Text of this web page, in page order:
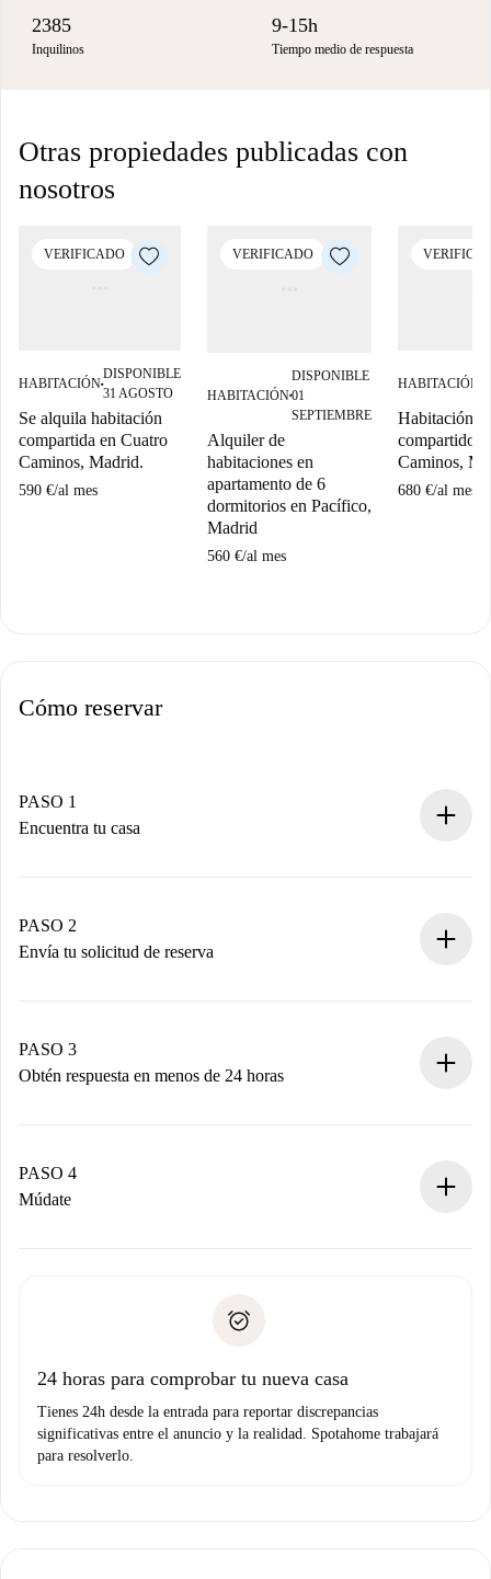
2385
Inquilinos
9-15h
Tiempo medio de respuesta
Otras propiedades publicadas con
nosotros
VERIFICADO
HABITACIÓN■
DISPONIBLE
31 AGOSTO
Se alquila habitación
compartida en Cuatro
Caminos, Madrid.
590 €/al mes
VERIFICADO
HABITACIÓN■
DISPONIBLE
01
SEPTIEMBRE
Alquiler de
habitaciones en
apartamento de 6
dormitorios en Pacífico,
Madrid
560 €/al mes
HABITACIÓN
Habitación
compartido
Caminos,
680 €/al mes
Cómo reservar
PASO 1
Encuentra tu casa
Tienes toda la información necesaria por adelantado.
PASO 2
Envía tu solicitud de reserva
propietario acepte.
PASO 3
Obtén respuesta en menos de 24 horas
contacto con el propietario.
Si es rechazada: No te haremos ningún cargo y te
Prueba de solvencia
PASO 4
Múdate
no nos comunicas ningún problema.
24 horas para comprobar tu nueva casa
Tienes 24h desde la entrada para reportar discrepancias
significativas entre el anuncio y la realidad. Spotahome trabajará
para resolverlo.